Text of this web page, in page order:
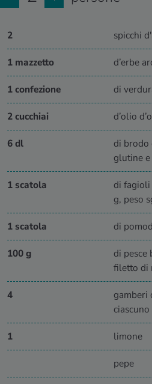
2 spicchi
1 mazzetto d’erbe
1 confezione di
2 cucchiai d’olio
6 dl
di brodo
glutine
1 scatola
di fagioli
g, peso
1 scatola di
100 g
di pesce
filetto di
4
gamberi
ciascuno
1 limone
pepe